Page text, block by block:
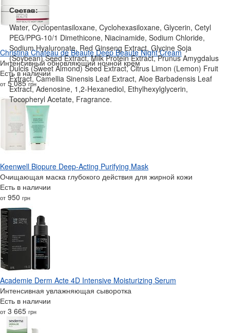
Состав:
Water, Cyclopentasiloxane, Cyclohexasiloxane, Glycerin, Cetyl
PEG/PPG-10/1 Dimethicone, Niacinamide, Sodium Chloride,
Sodium Hyaluronate, Red Ginseng Extract, Glycine Soja
(Soybean) Seed Extract, Milk Protein Extract, Prunus Amygdalus
Dulcis (Sweet Almond) Seed Extract, Citrus Limon (Lemon) Fruit
Extract, Camellia Sinensis Leaf Extract, Aloe Barbadensis Leaf
Extract, Adenosine, 1,2-Hexanediol, Ethylhexylglycerin,
Tocopheryl Acetate, Fragrance.
Christina Chateau de Beaute Deep Beaute Night Cream
Интенсивный обновляющий ночной крем
Есть в наличии
от 5 085грн
Keenwell Biopure Deep-Acting Purifying Mask
Очищающая маска глубокого действия для жирной кожи
Есть в наличии
от 950 грн
Academie Derm Acte 4D Intensive Moisturizing Serum
Интенсивная увлажняющая сыворотка
Есть в наличии
от 3 665 грн